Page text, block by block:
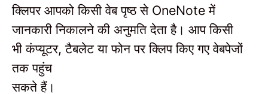
क्लिपर आपको किसी वेब पृष्ठ से OneNoteमें
जानकारी निकालने की अनुमति देता है। आप किसी
भी कंप्यूटर,टैबलेट या फोन पर क्लिप किए गए वेबपेजों
तक पहुंच
सकते हैं।